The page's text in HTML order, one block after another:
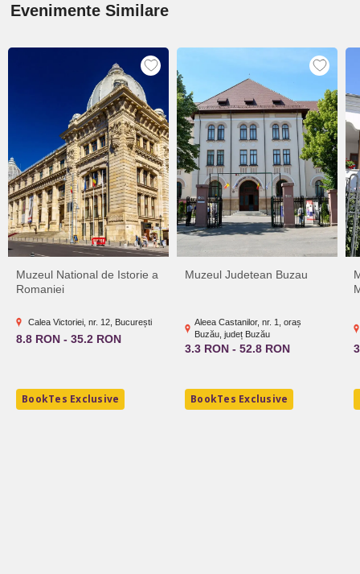
Evenimente Similare
Muzeul National de Istorie a
Romaniei
Calea Victoriei, nr. 12, București
8.8 RON - 35.2 RON
BookTes Exclusive
Muzeul Judetean Buzau
Aleea Castanilor, nr. 1, oraș
Buzău, județ Buzău
3.3 RON - 52.8 RON
BookTes Exclusive